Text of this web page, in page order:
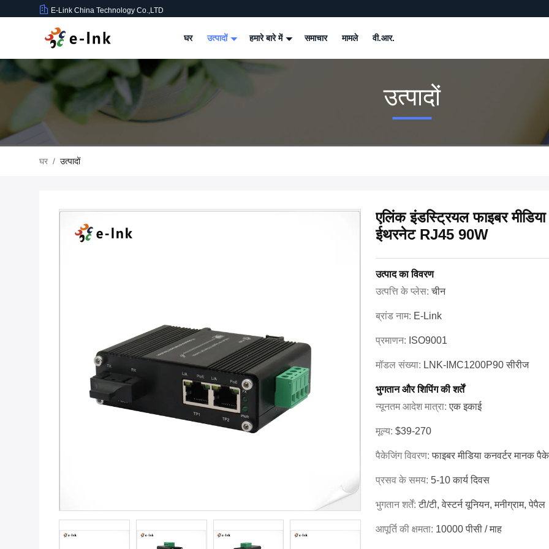
E-Link China Technology Co.,LTD
घर उत्पादों हमारे बारे में समाचार मामले वी.आर.
उत्पादों
घर / उत्पादों
एलिंक इंडस्ट्रियल फाइबर
ईथरनेट RJ45 90W
उत्पाद का विवरण
उत्पत्ति के प्लेस:चीन
ब्रांड नाम: E-Link
प्रमाणन: ISO9001
मॉडल संख्या: LNK-IMC1200P90 सीरीज
भुगतान और शिपिंग की शर्तें
न्यूनतम आदेश मात्रा:एक इकाई
मूल्य: $39-270
पैकेजिंग विवरण:फाइबर मीडिया कनवर्टर मानक
प्रसव के समय: 5-10 कार्य दिवस
भुगतान शर्तें:टी/टी, वेस्टर्न यूनियन, मनीग्राम, पेपैल
आपूर्ति की क्षमता: 10000 पीसी / माह